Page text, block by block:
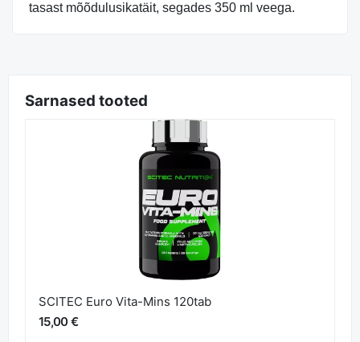
tasast mõõdulusikatäit, segades 350 ml veega.
Sarnased tooted
SCITEC Euro Vita-Mins 120tab
15,00 €